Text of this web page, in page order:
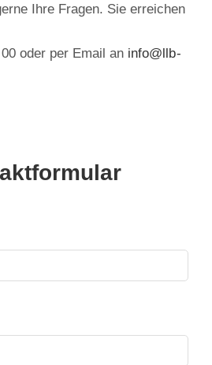
Ihre Fragen. Sie erreichen
oder per Email an info@llb-